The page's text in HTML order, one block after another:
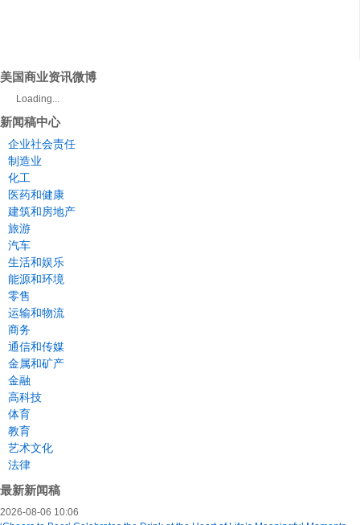
美国商业资讯微博
Loading...
新闻稿中心
企业社会责任
制造业
化工
医药和健康
建筑和房地产
旅游
汽车
生活和娱乐
能源和环境
零售
运输和物流
商务
通信和传媒
金属和矿产
金融
高科技
体育
教育
艺术文化
法律
最新新闻稿
2026-08-06 10:06